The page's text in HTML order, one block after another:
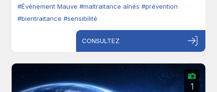
#Événement Mauve #maltraitance aînés #prévention
#bientraitance #sensibilité
CONSULTEZ
1